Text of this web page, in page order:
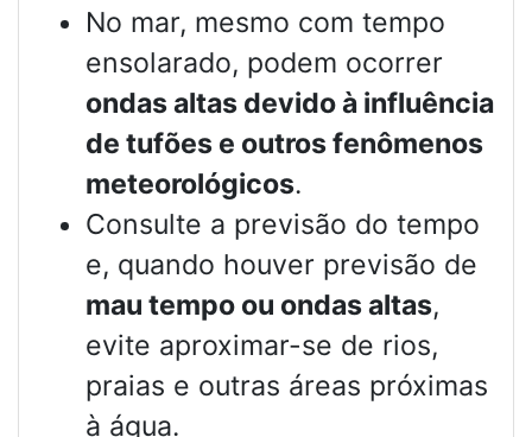
No mar, mesmo com tempo
ensolarado, podem ocorrer
ondas altas devido à influência
de tufões e outros fenômenos
meteorológicos.
Consulte a previsão do tempo
e, quando houver previsão de
mau tempo ou ondas altas,
evite aproximar-se de rios,
praias e outras áreas próximas
à água.